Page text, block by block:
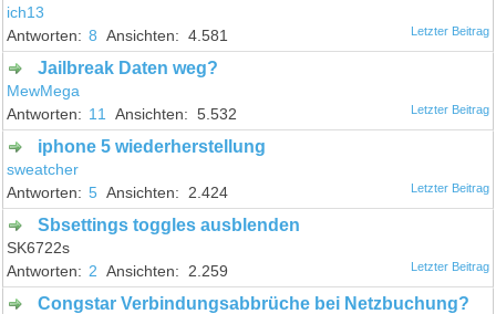
ich13
8
4.581
Jailbreak Daten weg?
MewMega
11
5.532
iphone 5 wiederherstellung
sweatcher
5
2.424
Sbsettings toggles ausblenden
SK6722s
2
2.259
Congstar Verbindungsabbrüche bei Netzbuchung?